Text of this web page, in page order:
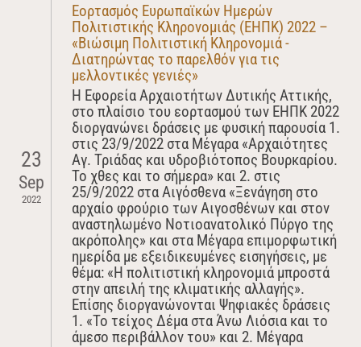
23
Sep
2022
Εορτασμός Ευρωπαϊκών Ημερών
Πολιτιστικής Κληρονομιάς (ΕΗΠΚ) 2022 –
«Βιώσιμη Πολιτιστική Κληρονομιά -
Διατηρώντας το παρελθόν για τις
μελλοντικές γενιές»
Η Εφορεία Αρχαιοτήτων Δυτικής Αττικής,
στο πλαίσιο του εορτασμού των ΕΗΠΚ 2022
διοργανώνει δράσεις με φυσική παρουσία 1.
στις 23/9/2022 στα Μέγαρα «Αρχαιότητες
Αγ. Τριάδας και υδροβιότοπος Βουρκαρίου.
Το χθες και το σήμερα» και 2. στις
25/9/2022 στα Αιγόσθενα «Ξενάγηση στο
αρχαίο φρούριο των Αιγοσθένων και στον
αναστηλωμένο Νοτιοανατολικό Πύργο της
ακρόπολης» και στα Μέγαρα επιμορφωτική
ημερίδα με εξειδικευμένες εισηγήσεις, με
θέμα: «Η πολιτιστική κληρονομιά μπροστά
στην απειλή της κλιματικής αλλαγής».
Επίσης διοργανώνονται Ψηφιακές δράσεις
1. «Το τείχος Δέμα στα Άνω Λιόσια και το
άμεσο περιβάλλον του» και 2. Μέγαρα